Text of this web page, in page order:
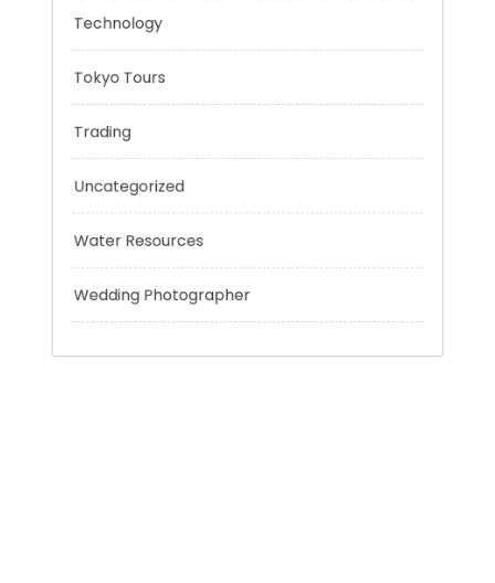
Risk Management
Sport
Technology
Tokyo Tours
Trading
Uncategorized